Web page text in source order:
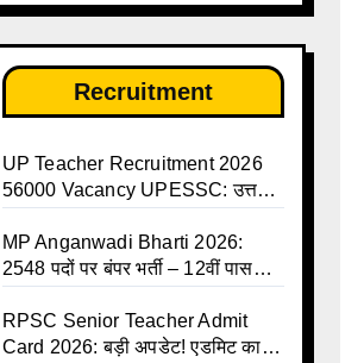
Calendar
Recruitment
UP Teacher Recruitment 2026
56000 Vacancy UPESSC: उत्तर
की बंपर भर्ती की तैयारी, अगस्त में आ
सकता है विज्ञापन
MP Anganwadi Bharti 2026:
2548 पदों पर बंपर भर्ती – 12वीं पास
Apply Online
RPSC Senior Teacher Admit
Card 2026: बड़ी अपडेट! एडमिट कार्ड